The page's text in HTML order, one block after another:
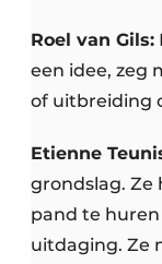
Roel van Gils:
een idee, zeg
of uitbreiding
Etienne
grondslag. Ze
pand te
uitdaging. Ze